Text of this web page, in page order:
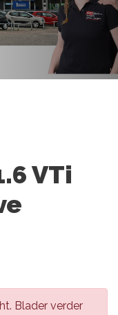
VTi
Blader verder